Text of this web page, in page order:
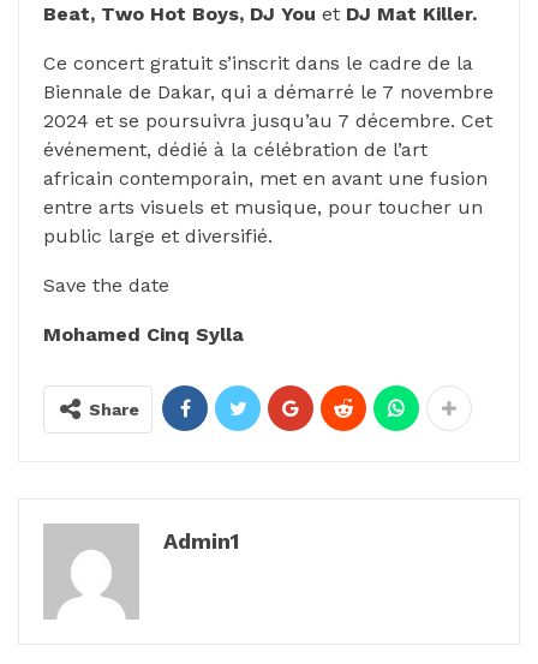
Beat, Two Hot Boys, DJ You et DJ Mat Killer.
Ce concert gratuit s’inscrit dans le cadre de la
Biennale de Dakar, qui a démarré le 7 novembre
2024 et se poursuivra jusqu’au 7 décembre. Cet
événement, dédié à la célébration de l’art
africain contemporain, met en avant une fusion
entre arts visuels et musique, pour toucher un
public large et diversifié.
Save the date
Mohamed Cinq Sylla
Share
Admin1